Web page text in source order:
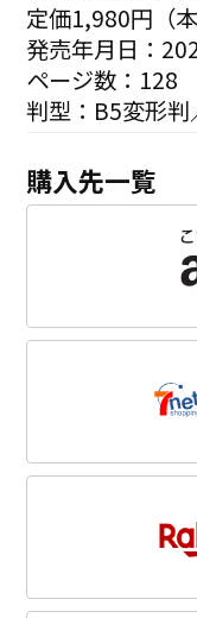
定価1,980円（
発売年月日：
ページ数：128
判型：B5変形
購入先一覧